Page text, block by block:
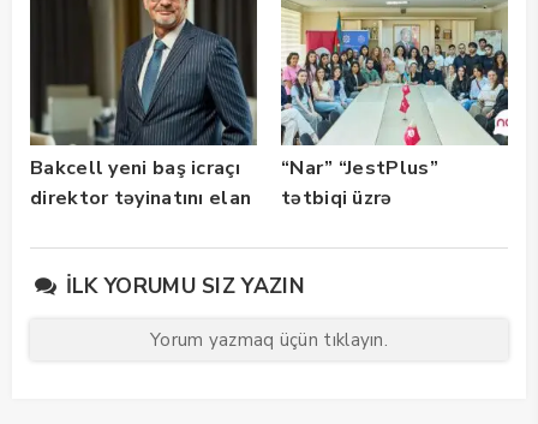
Bakcell yeni baş icraçı
direktor təyinatını elan
“Nar” “JestPlus”
tətbiqi üzrə
İLK YORUMU SIZ YAZIN
Yorum yazmaq üçün tıklayın.